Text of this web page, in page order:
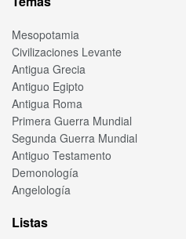
Mesopotamia
Civilizaciones Levante
Antigua Grecia
Antiguo Egipto
Antigua Roma
Primera Guerra Mundial
Segunda Guerra Mundial
Antiguo Testamento
Demonología
Angelología
Listas